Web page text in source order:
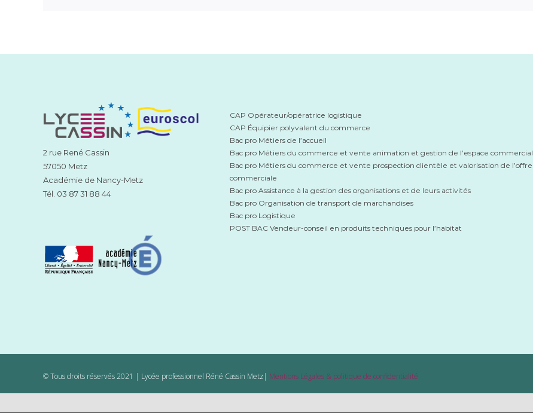
2 rue René Cassin
57050 Metz
Académie de Nancy-Metz
Tél. 03 87 31 88 44
CAP Opérateur/opératrice logistique
CAP Équipier polyvalent du commerce
Bac pro Métiers de l’accueil
Bac pro Métiers du commerce et vente animation et gestion de l’espace commercial
Bac pro Métiers du commerce et vente prospection clientèle et valorisation de l’offre
commerciale
Bac pro Assistance à la gestion des organisations et de leurs activités
Bac pro Organisation de transport de marchandises
Bac pro Logistique
POST BAC Vendeur-conseil en produits techniques pour l’habitat
© Tous droits réservés 2021 | Lycée professionnel Réné Cassin Metz| Mentions Légales & politique de confidentialité